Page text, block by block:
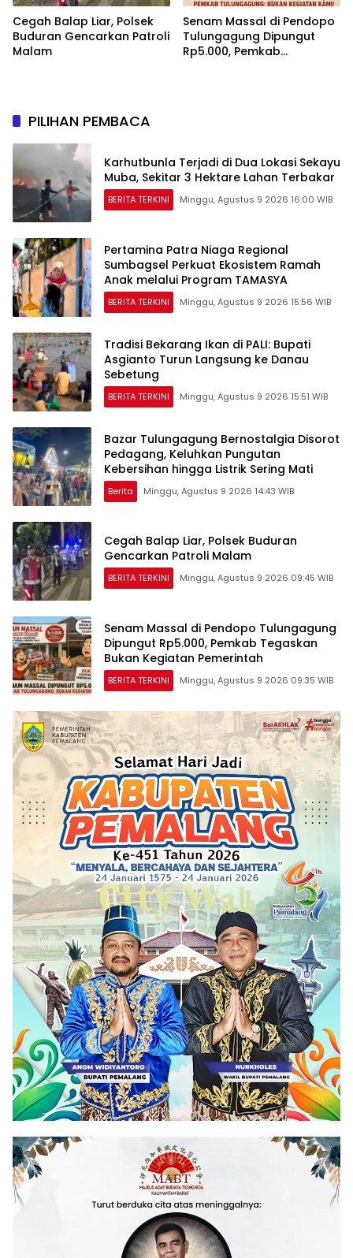
Cegah Balap Liar, Polsek
Buduran Gencarkan Patroli
Malam
Senam Massal di Pendopo
Tulungagung Dipungut
Rp5.000, Pemkab
PILIHAN PEMBACA
Karhutbunla Terjadi di Dua Lokasi Sekayu
Muba, Sekitar 3 Hektare Lahan Terbakar
BERITA TERKINI Minggu, Agustus 9 2026 16:00 WIB
Pertamina Patra Niaga Regional
Sumbagsel Perkuat Ekosistem Ramah
Anak melalui Program TAMASYA
BERITA TERKINI Minggu, Agustus 9 2026 15:56 WIB
Tradisi Bekarang Ikan di PALI: Bupati
Asgianto Turun Langsung ke Danau
Sebetung
BERITA TERKINI Minggu, Agustus 9 2026 15:51 WIB
Bazar Tulungagung Bernostalgia Disorot
Pedagang, Keluhkan Pungutan
Kebersihan hingga Listrik Sering Mati
Berita Minggu, Agustus 9 2026 14:43 WIB
Cegah Balap Liar, Polsek Buduran
Gencarkan Patroli Malam
BERITA TERKINI Minggu, Agustus 9 2026 09:45 WIB
Senam Massal di Pendopo Tulungagung
Dipungut Rp5.000, Pemkab Tegaskan
Bukan Kegiatan Pemerintah
BERITA TERKINI Minggu, Agustus 9 2026 09:35 WIB